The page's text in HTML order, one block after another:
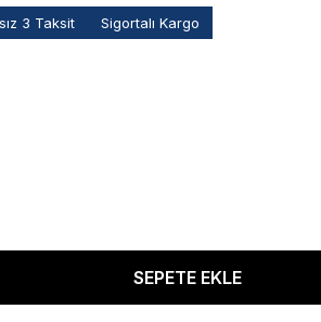
3 Taksit Sigortalı Kargo